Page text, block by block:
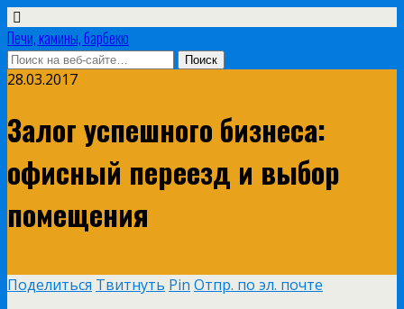
Печи, камины, барбекю
28.03.2017
Залог успешного бизнеса:
офисный переезд и выбор
помещения
Поделиться Твитнуть Pin Отпр. по эл. почте